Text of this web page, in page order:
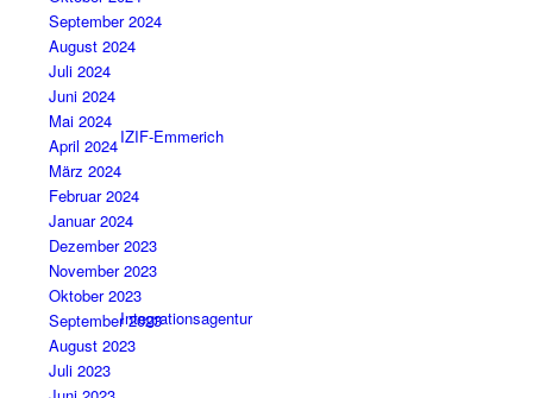
IZIF-Emmerich
Integrationsagentur
September 2024
August 2024
Juli 2024
Juni 2024
Mai 2024
April 2024
März 2024
Februar 2024
Januar 2024
Dezember 2023
November 2023
Oktober 2023
September 2023
August 2023
Juli 2023